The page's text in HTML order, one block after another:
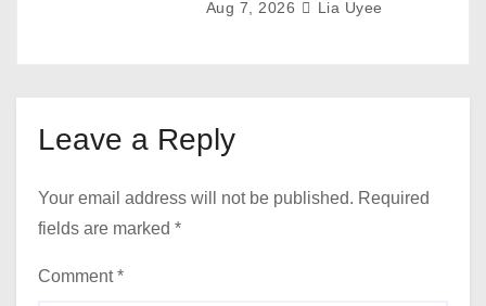
Aug 7, 2026 Lia Uyee
Leave a Reply
Your email address will not be published. Required
fields are marked *
Comment*